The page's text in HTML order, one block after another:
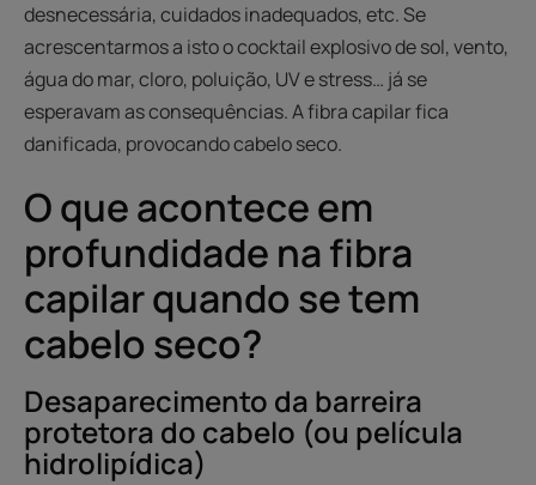
desnecessária, cuidados inadequados, etc. Se
acrescentarmos a isto o cocktail explosivo de sol, vento,
água do mar, cloro, poluição, UV e stress… já se
esperavam as consequências. A fibra capilar fica
danificada, provocando cabelo seco.
O que acontece em
profundidade na fibra
capilar quando se tem
cabelo seco?
Desaparecimento da barreira
protetora do cabelo (ou película
hidrolipídica)